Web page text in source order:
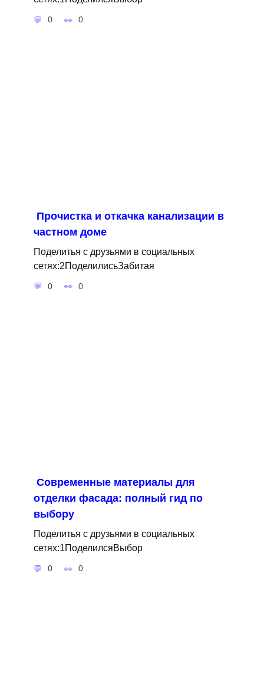
0 0
Прочистка и откачка канализации в
частном доме
Поделитья с друзьями в социальных
сетях:2ПоделилисьЗабитая
0 0
Современные материалы для
отделки фасада: полный гид по
выбору
Поделитья с друзьями в социальных
сетях:1ПоделилсяВыбор
0 0